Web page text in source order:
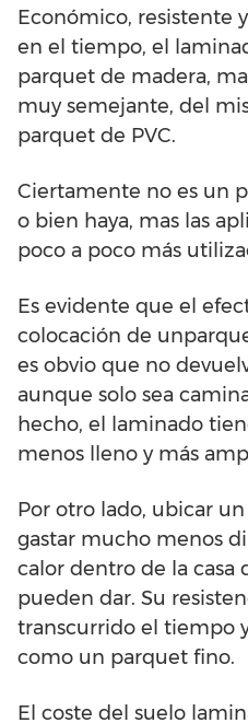
Económico, resistente
en el tiempo, el
parquet de madera,
muy semejante, del
parquet de PVC.
Ciertamente no es un
o bien haya, mas las
poco a poco más
Es evidente que el
colocación de
es obvio que no
aunque solo sea
hecho, el laminado
menos lleno y más
Por otro lado, ubicar
gastar mucho menos
calor dentro de la casa
pueden dar. Su
transcurrido el tiempo
como un parquet fino.
El coste del suelo